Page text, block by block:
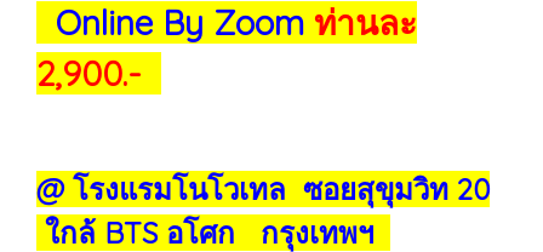
Online By Zoom ท่านละ
2,900.-
@ โรงแรมโนโวเทล ซอยสุขุมวิท 20
ใกล้ BTS อโศก กรุงเทพฯ